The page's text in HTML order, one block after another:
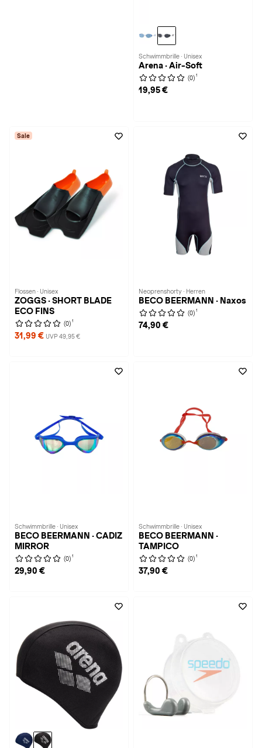
Schwimmbrille · Unisex
Arena · Air-Soft
(0) 1
19,95 €
Sale
Flossen · Unisex
ZOGGS · SHORT BLADE
ECO FINS
(0) 1
31,99 € UVP 49,95 €
Neoprenshorty · Herren
BECO BEERMANN · Naxos
(0) 1
74,90 €
Schwimmbrille · Unisex
BECO BEERMANN · CADIZ
MIRROR
(0) 1
29,90 €
Schwimmbrille · Unisex
BECO BEERMANN ·
TAMPICO
(0) 1
37,90 €